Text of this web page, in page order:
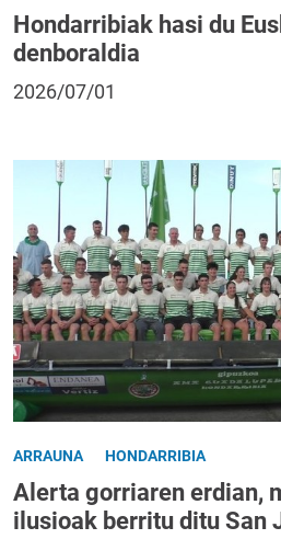
Hondarribiak hasi du
denboraldia
2026/07/01
ARRAUNA HONDARRIBIA
Alerta gorriaren erdian,
ilusioak berritu ditu San